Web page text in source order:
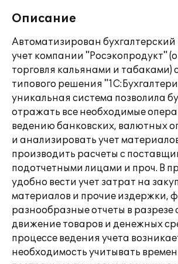
Описание
Автоматизирован бухгалтерский
учет компании "Росэкопродукт"
торговля кальянами и табаками)
типового решения
уникальная система позволила
отражать все необходимые
ведению банковских, валютных
и анализировать учет
производить расчеты с
подотчетными лицами и проч. В
удобно вести учет затрат на
материалов и прочие издержки,
разнообразные отчеты в разрезе
движение товаров и денежных
процессе ведения учета
необходимость учитывать